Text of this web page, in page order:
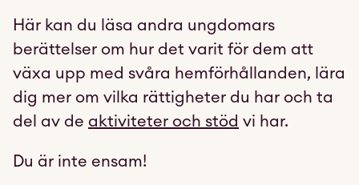
Här kan du läsa andra ungdomars
berättelser om hur det varit för dem att
växa upp med svåra hemförhållanden, lära
dig mer om vilka rättigheter du har och ta
del av de aktiviteter och stöd vi har.
Du är inte ensam!